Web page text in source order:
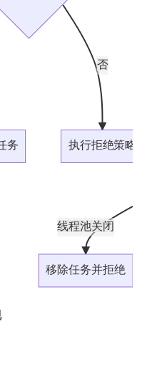
否
线程池关闭
务 执行拒绝策略
移除任务并拒绝